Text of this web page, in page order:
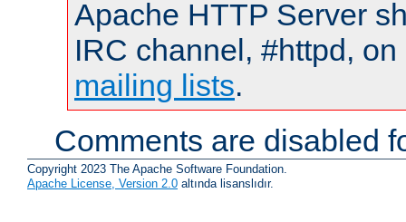
Apache HTTP Server
IRC channel, #httpd,
mailing lists.
Comments are disabled
Copyright 2023 The Apache Software Foundation.
Apache License, Version 2.0 altında lisanslıdır.